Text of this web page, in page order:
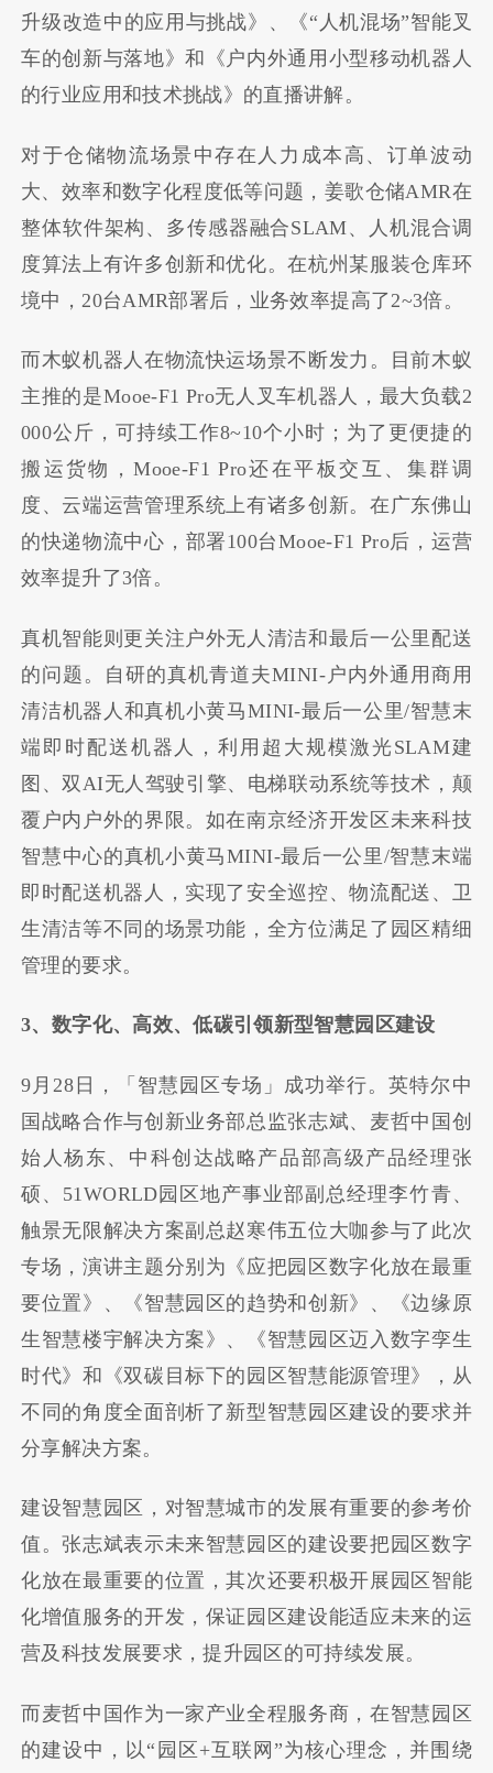
升级改造中的应用与挑战》、《“人机混场”智能叉
车的创新与落地》和《户内外通用小型移动机器人
的行业应用和技术挑战》的直播讲解。
对于仓储物流场景中存在人力成本高、订单波动
大、效率和数字化程度低等问题，姜歌仓储AMR在
整体软件架构、多传感器融合SLAM、人机混合调
度算法上有许多创新和优化。在杭州某服装仓库环
境中，20台AMR部署后，业务效率提高了2~3倍。
而木蚁机器人在物流快运场景不断发力。目前木蚁
主推的是Mooe-F1 Pro无人叉车机器人，最大负载2
000公斤，可持续工作8~10个小时；为了更便捷的
搬运货物，Mooe-F1 Pro还在平板交互、集群调
度、云端运营管理系统上有诸多创新。在广东佛山
的快递物流中心，部署100台Mooe-F1 Pro后，运营
效率提升了3倍。
真机智能则更关注户外无人清洁和最后一公里配送
的问题。自研的真机青道夫MINI-户内外通用商用
清洁机器人和真机小黄马MINI-最后一公里/智慧末
端即时配送机器人，利用超大规模激光SLAM建
图、双AI无人驾驶引擎、电梯联动系统等技术，颠
覆户内户外的界限。如在南京经济开发区未来科技
智慧中心的真机小黄马MINI-最后一公里/智慧末端
即时配送机器人，实现了安全巡控、物流配送、卫
生清洁等不同的场景功能，全方位满足了园区精细
管理的要求。
3、数字化、高效、低碳引领新型智慧园区建设
9月28日，「智慧园区专场」成功举行。英特尔中
国战略合作与创新业务部总监张志斌、麦哲中国创
始人杨东、中科创达战略产品部高级产品经理张
硕、51WORLD园区地产事业部副总经理李竹青、
触景无限解决方案副总赵寒伟五位大咖参与了此次
专场，演讲主题分别为《应把园区数字化放在最重
要位置》、《智慧园区的趋势和创新》、《边缘原
生智慧楼宇解决方案》、《智慧园区迈入数字孪生
时代》和《双碳目标下的园区智慧能源管理》，从
不同的角度全面剖析了新型智慧园区建设的要求并
分享解决方案。
建设智慧园区，对智慧城市的发展有重要的参考价
值。张志斌表示未来智慧园区的建设要把园区数字
化放在最重要的位置，其次还要积极开展园区智能
化增值服务的开发，保证园区建设能适应未来的运
营及科技发展要求，提升园区的可持续发展。
而麦哲中国作为一家产业全程服务商，在智慧园区
的建设中，以“园区+互联网”为核心理念，并围绕